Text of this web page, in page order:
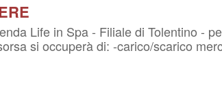
Life in Spa - Filiale di Tolentino -
si occuperà di: -carico/scarico